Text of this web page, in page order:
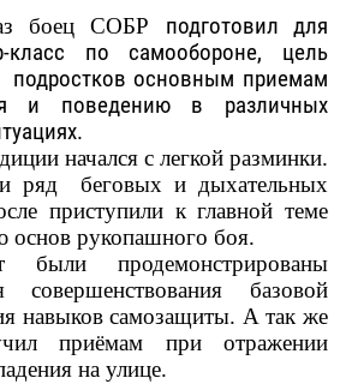
боец СОБР подготовил для
класс по самообороне, цель
подростков основным приемам
и поведению в различных
начался с легкой разминки.
ряд беговых и дыхательных
приступили к главной теме
основ рукопашного боя.
были продемонстрированы
совершенствования базовой
навыков самозащиты. А так же
приёмам при отражении
на улице.